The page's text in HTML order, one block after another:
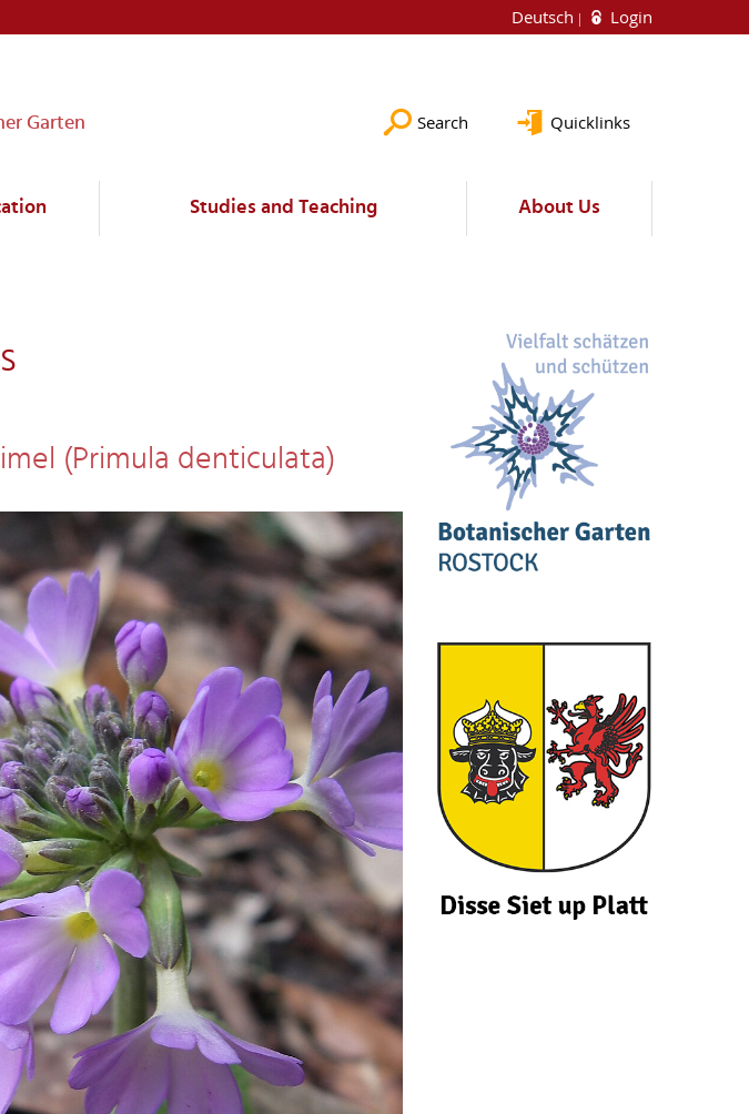
Deutsch Login
Garten Search Quicklinks
Studies and Teaching About Us
(Primula denticulata)